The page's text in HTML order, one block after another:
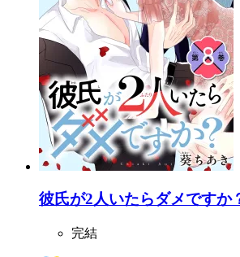
彼氏が2人いたらダメですか
完結